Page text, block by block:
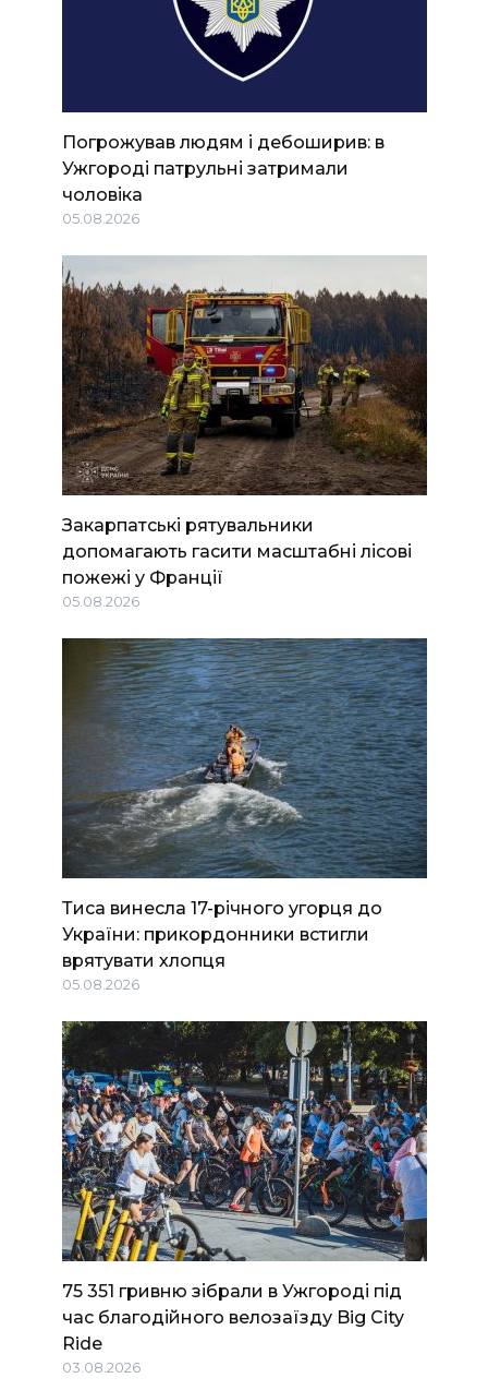
Погрожував людям і дебоширив: в
Ужгороді патрульні затримали
чоловіка
05.08.2026
Закарпатські рятувальники
допомагають гасити масштабні лісові
пожежі у Франції
05.08.2026
Тиса винесла 17-річного угорця до
України: прикордонники встигли
врятувати хлопця
05.08.2026
75 351 гривню зібрали в Ужгороді під
час благодійного велозаїзду Big Сity
Ride
03.08.2026